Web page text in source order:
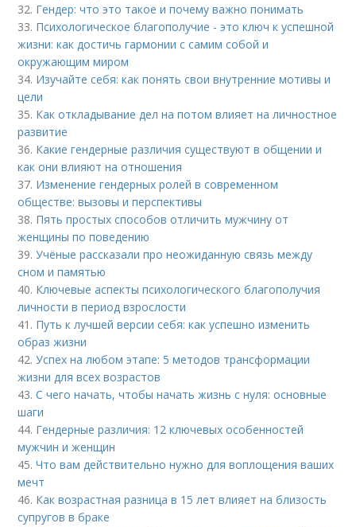
32. Гендер: что это такое и почему важно понимать
33. Психологическое благополучие - это ключ к успешной
жизни: как достичь гармонии с самим собой и
окружающим миром
34. Изучайте себя: как понять свои внутренние мотивы и
цели
35. Как откладывание дел на потом влияет на личностное
развитие
36. Какие гендерные различия существуют в общении и
как они влияют на отношения
37. Изменение гендерных ролей в современном
обществе: вызовы и перспективы
38. Пять простых способов отличить мужчину от
женщины по поведению
39.Учёные рассказали про неожиданную связь между
сном и памятью
40. Ключевые аспекты психологического благополучия
личности в период взрослости
41. Путь к лучшей версии себя: как успешно изменить
образ жизни
42.Успех на любом этапе: 5 методов трансформации
жизни для всех возрастов
43.С чего начать, чтобы начать жизнь с нуля: основные
шаги
44. Гендерные различия: 12 ключевых особенностей
мужчин и женщин
45.Что вам действительно нужно для воплощения ваших
мечт
46. Как возрастная разница в 15 лет влияет на близость
супругов в браке